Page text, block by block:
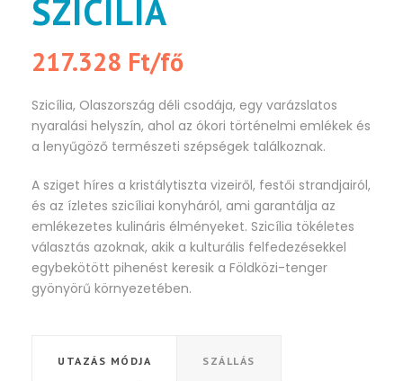
SZICÍLIA
217.328 Ft/fő
Szicília, Olaszország déli csodája, egy varázslatos
nyaralási helyszín, ahol az ókori történelmi emlékek és
a lenyűgöző természeti szépségek találkoznak.
A sziget híres a kristálytiszta vizeiről, festői strandjairól,
és az ízletes szicíliai konyháról, ami garantálja az
emlékezetes kulináris élményeket. Szicília tökéletes
választás azoknak, akik a kulturális felfedezésekkel
egybekötött pihenést keresik a Földközi-tenger
gyönyörű környezetében.
UTAZÁS MÓDJA SZÁLLÁS